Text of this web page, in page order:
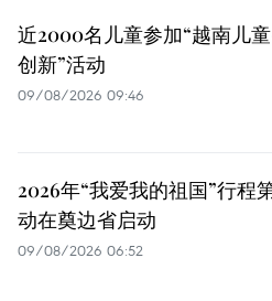
近2000名儿童参加“越南儿
创新”活动
09/08/2026 09:46
2026年“我爱我的祖国”行程
动在奠边省启动
09/08/2026 06:52